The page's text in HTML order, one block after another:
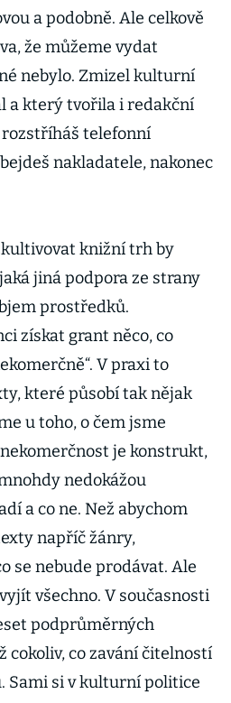
a podobně. Ale celkově
že můžeme vydat
nebylo. Zmizel kulturní
a který tvořila i redakční
telefonní
nakladatele, nakonec
knižní trh by
jiná podpora ze strany
prostředků.
získat grant něco, co
V praxi to
které působí tak nějak
u toho, o čem jsme
je konstrukt,
nedokážou
a co ne. Než abychom
napříč žánry,
se nebude prodávat. Ale
všechno. V současnosti
podprůměrných
cokoliv, co zavání čitelností
Sami si v kulturní politice